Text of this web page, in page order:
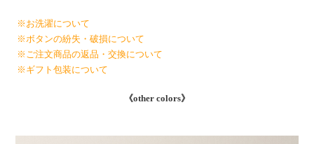
※お洗濯について
※ボタンの紛失・破損について
※ご注文商品の返品・交換について
※ギフト包装について
《other colors》